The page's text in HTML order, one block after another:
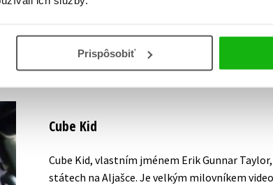
Prispôsobiť
AUTOR KNIHY
Cube Kid
Cube Kid, vlastním jménem Erik Gunnar
státech na Aljašce. Je velkým milovníkem